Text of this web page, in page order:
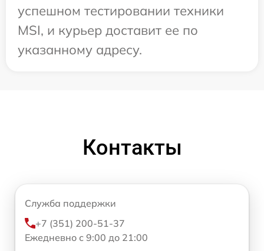
успешном тестировании техники
MSI, и курьер доставит ее по
указанному адресу.
Контакты
Служба поддержки
+7 (351) 200-51-37
Ежедневно с 9:00 до 21:00